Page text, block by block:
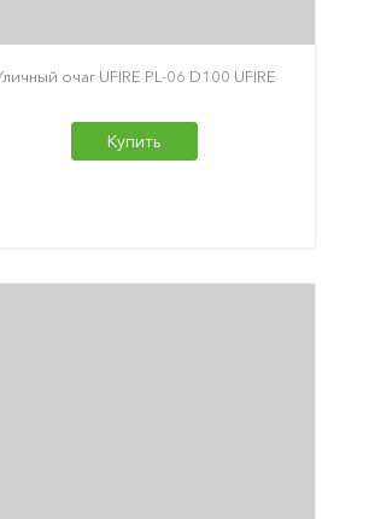
очаг UFIRE PL-06 D100 UFIRE
Купить